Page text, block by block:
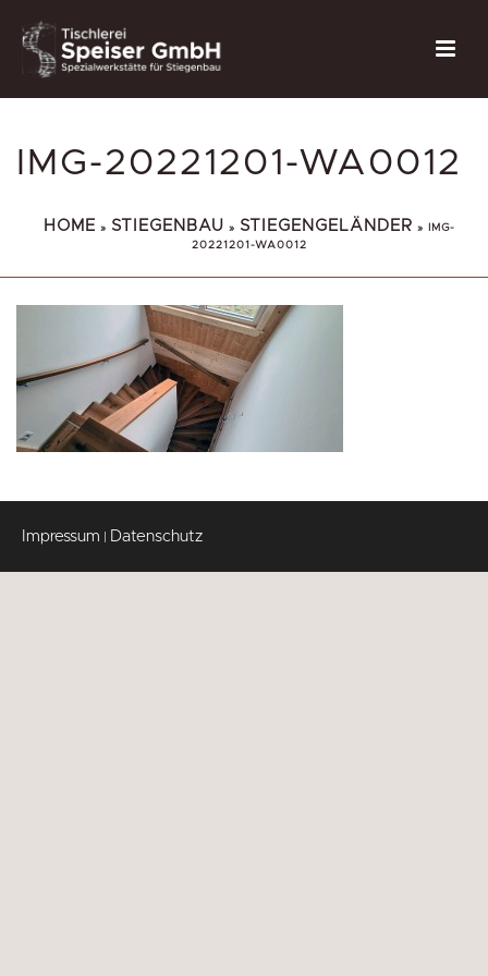
IMG-20221201-WA0012
HOME » STIEGENBAU » STIEGENGELÄNDER »
IMG-
20221201-WA0012
Impressum Datenschutz